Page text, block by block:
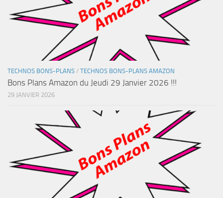
TECHNOS BONS-PLANS / TECHNOS BONS-PLANS AMAZON
Bons Plans Amazon du Jeudi 29 Janvier 2026 !!!
29 JANVIER 2026